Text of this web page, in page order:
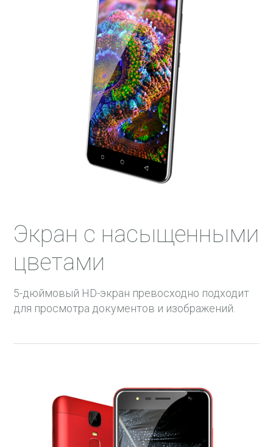
Экран с насыщенными
цветами
5-дюймовый HD-экран превосходно подходит
для просмотра документов и изображений.